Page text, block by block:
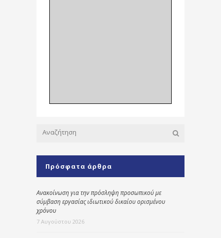
Πρόσφατα άρθρα
Ανακοίνωση για την πρόσληψη προσωπικού με
σύμβαση εργασίας ιδιωτικού δικαίου ορισμένου
χρόνου
7 Αυγούστου 2026